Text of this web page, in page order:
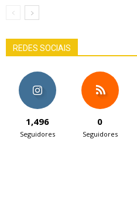
REDES SOCIAIS
1,496
Seguidores
0
Seguidores